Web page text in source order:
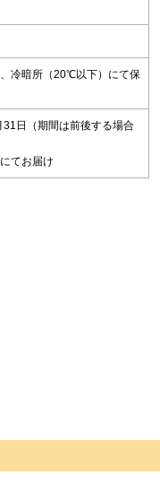
冷暗所（20℃以下）にて保
日（期間は前後する場合
てお届け